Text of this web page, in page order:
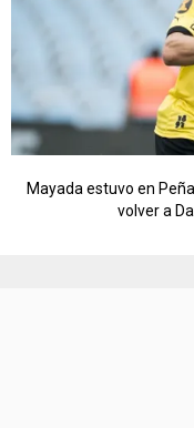
Mayada estuvo en
volver a